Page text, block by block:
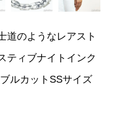
道のようなレアスト
ティブナイトインク
ルカットSSサイズ